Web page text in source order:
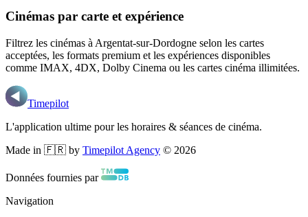
Cinémas par carte et expérience
Filtrez les cinémas à Argentat-sur-Dordogne selon les cartes
acceptées, les formats premium et les expériences disponibles
comme IMAX, 4DX, Dolby Cinema ou les cartes cinéma illimitées.
Timepilot
L'application ultime pour les horaires & séances de cinéma.
Made in 🇫🇷 by Timepilot Agency © 2026
Données fournies par
Navigation